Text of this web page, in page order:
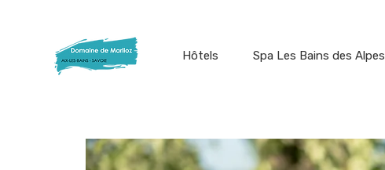
Hôtels Spa Les Bains des Alpes